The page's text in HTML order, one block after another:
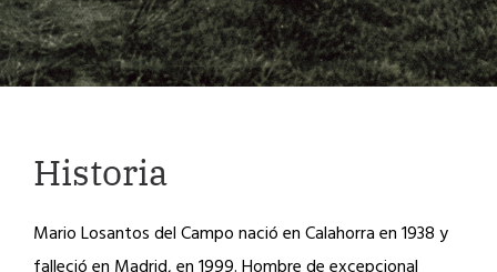
Historia
Mario Losantos del Campo nació en Calahorra en 1938 y